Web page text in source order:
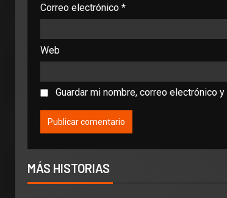
Correo electrónico *
Web
Guardar mi nombre, correo electrónico
MÁS HISTORIAS